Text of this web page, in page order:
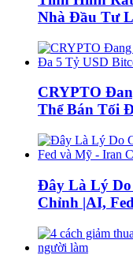
Nhà Đầu Tư
CRYPTO
Thể Bán Tối
Đây Là Lý
Chỉnh |AI,